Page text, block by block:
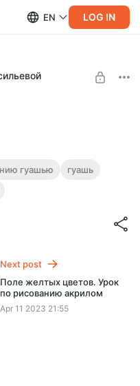
EN LOG IN
гуашью
на звездном небе
гуашью
гуашь
Next post
Поле желтых цветов. Урок
по рисованию акрилом
Apr 11 2023 21:55